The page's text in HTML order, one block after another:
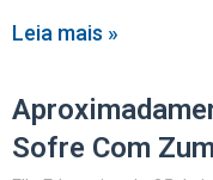
Leia mais »
Sofre Com